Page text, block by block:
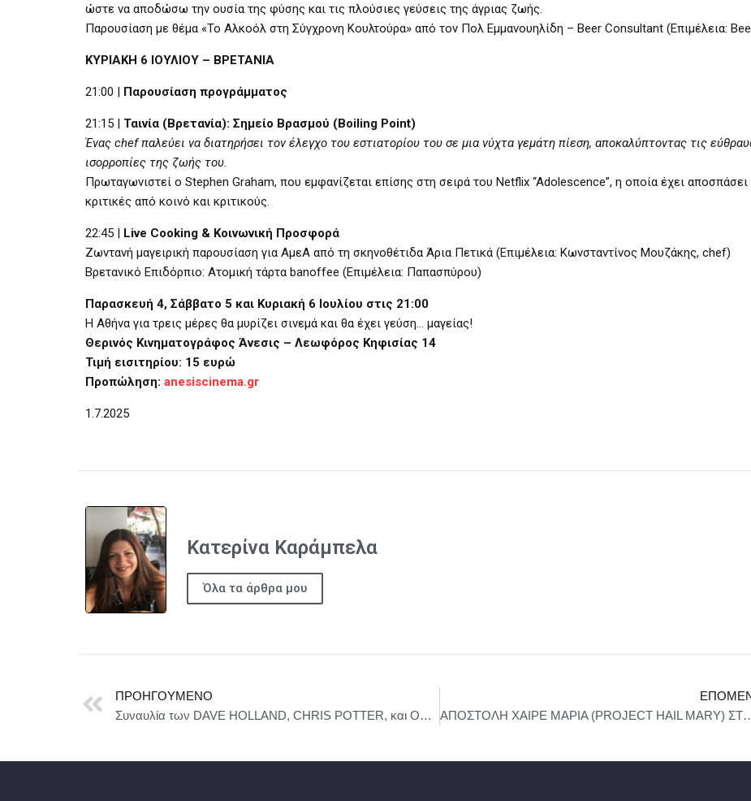
ώστε να αποδώσω την ουσία της φύσης και τις πλούσιες γεύσεις της άγριας ζωής.
Παρουσίαση με θέμα «Το Αλκοόλ στη Σύγχρονη Κουλτούρα» από τον Πολ Εμμανουηλίδη – Βeer Consultant (Επιμέλεια:
ΚΥΡΙΑΚΗ 6 ΙΟΥΛΙΟΥ – ΒΡΕΤΑΝΙΑ
21:00 | Παρουσίαση προγράμματος
21:15 | Ταινία (Βρετανία): Σημείο Βρασμού (Boiling Point)
Ένας chef παλεύει να διατηρήσει τον έλεγχο του εστιατορίου του σε μια νύχτα γεμάτη πίεση, αποκαλύπτοντας τις
ισορροπίες της ζωής του.
Πρωταγωνιστεί ο Stephen Graham, που εμφανίζεται επίσης στη σειρά του Netflix “Adolescence”, η οποία έχει αποσπάσει
κριτικές από κοινό και κριτικούς.
22:45 | Live Cooking & Κοινωνική Προσφορά
Ζωντανή μαγειρική παρουσίαση για ΑμεΑ από τη σκηνοθέτιδα Άρια Πετικά (Επιμέλεια: Κωνσταντίνος Μουζάκης, chef)
Βρετανικό Επιδόρπιο: Ατομική τάρτα banoffee (Επιμέλεια: Παπασπύρου)
Παρασκευή 4, Σάββατο 5 και Κυριακή 6 Ιουλίου στις 21:00
Η Αθήνα για τρεις μέρες θα μυρίζει σινεμά και θα έχει γεύση… μαγείας!
Θερινός Κινηματογράφος Άνεσις – Λεωφόρος Κηφισίας 14
Τιμή εισιτηρίου: 15 ευρώ
Προπώληση: anesiscinema.gr
1.7.2025
Κατερίνα Καράμπελα
Όλα τα άρθρα μου
ΠΡΟΗΓΟΎΜΕΝΟ
Συναυλία των DAVE HOLLAND, CHRIS POTTER, και OBED CALVAIRE, στο Ωδείο Ηρώδου του Αττικού
ΑΠΟΣΤΟΛΗ ΧΑΙΡΕ ΜΑΡΙΑ (PROJECT HAIL